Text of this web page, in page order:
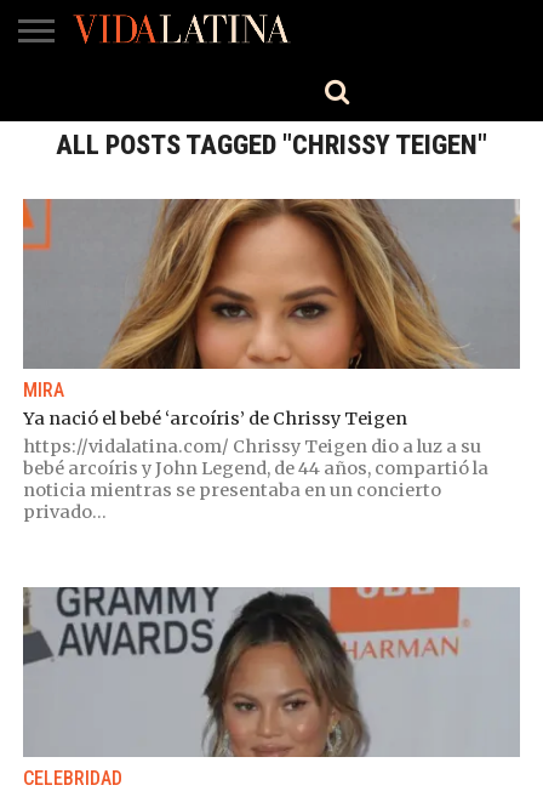
TV
ALL POSTS TAGGED "CHRISSY TEIGEN"
MIRA
Ya nació el bebé ‘arcoíris’ de Chrissy Teigen
https://vidalatina.com/ Chrissy Teigen dio a luz a su
bebé arcoíris y John Legend, de 44 años, compartió la
noticia mientras se presentaba en un concierto
privado...
CELEBRIDAD